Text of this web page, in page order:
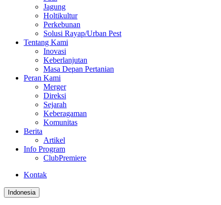
Jagung
Holtikultur
Perkebunan
Solusi Rayap/Urban Pest
Tentang Kami
Inovasi
Keberlanjutan
Masa Depan Pertanian
Peran Kami
Merger
Direksi
Sejarah
Keberagaman
Komunitas
Berita
Artikel
Info Program
ClubPremiere
Kontak
Indonesia